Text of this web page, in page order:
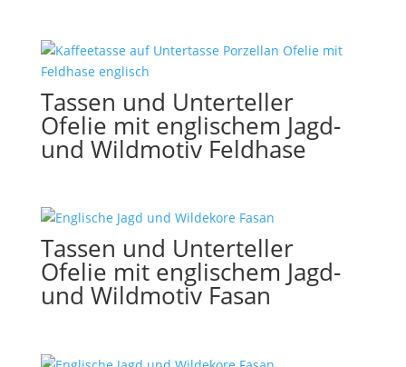
Tassen und Unterteller
Ofelie mit englischem Jagd-
und Wildmotiv Feldhase
Tassen und Unterteller
Ofelie mit englischem Jagd-
und Wildmotiv Fasan